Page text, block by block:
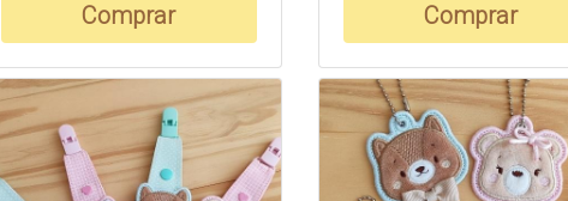
Comprar Comprar